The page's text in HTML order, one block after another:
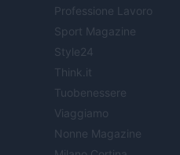
Professione Lavoro
Sport Magazine
Style24
Think.it
Tuobenessere
Viaggiamo
Nonne Magazine